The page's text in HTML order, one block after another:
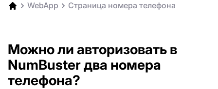
WebApp Страница номера телефона
Можно ли авторизовать в
NumBuster два номера
телефона?